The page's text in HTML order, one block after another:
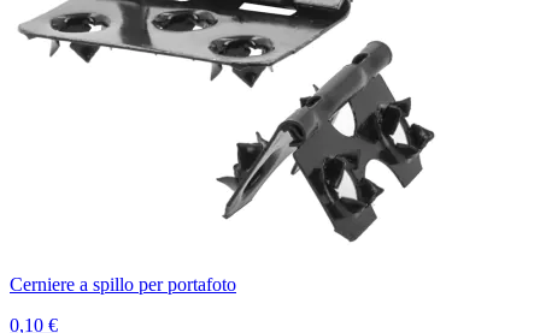
Cerniere a spillo per portafoto
0,10 €